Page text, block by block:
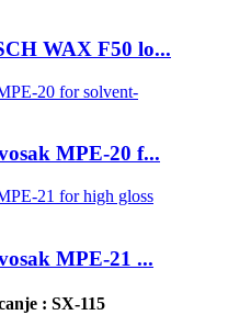
WAX F50 lo...
MPE-20 f...
MPE-21 ...
: SX-115